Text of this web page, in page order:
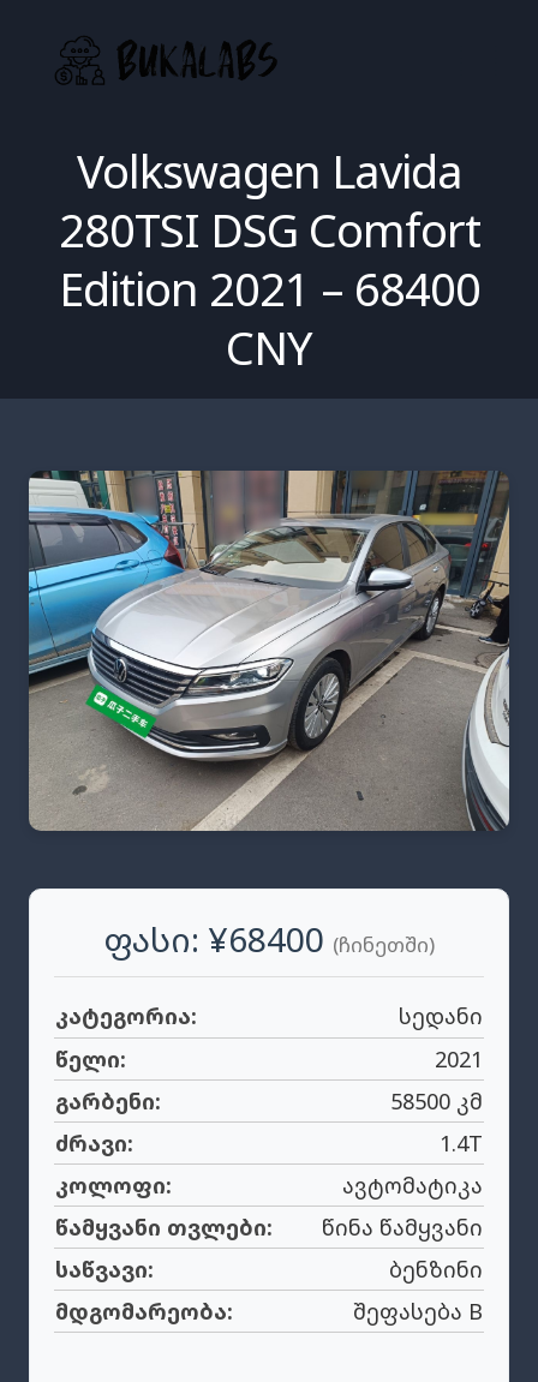
content
Volkswagen Lavida
280TSI DSG Comfort
Edition 2021 – 68400
CNY
Ფასი: ¥68400 (ჩინეთში)
კატეგორია:
სედანი
წელი:
2021
გარბენი:
58500 კმ
ძრავი:
1.4T
კოლოფი:
ავტომატიკა
წამყვანი თვლები:
წინა წამყვანი
საწვავი:
ბენზინი
მდგომარეობა:
შეფასება B